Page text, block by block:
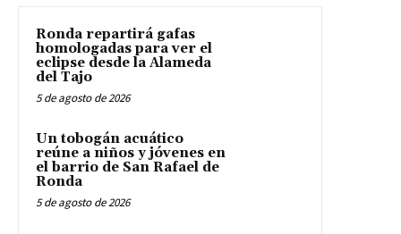
Ronda repartirá gafas
homologadas para ver el
eclipse desde la Alameda
del Tajo
5 de agosto de 2026
Un tobogán acuático
reúne a niños y jóvenes en
el barrio de San Rafael de
Ronda
5 de agosto de 2026